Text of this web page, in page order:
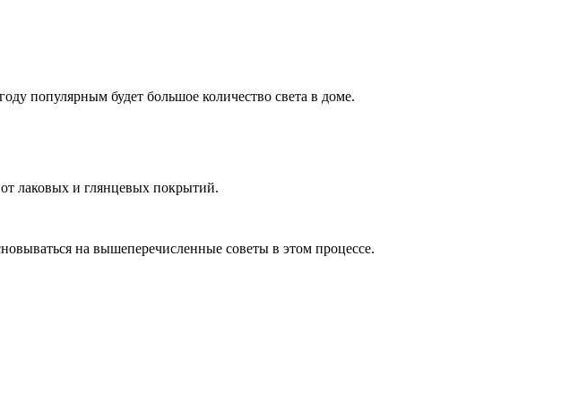
популярным будет большое количество света в доме.
лаковых и глянцевых покрытий.
на вышеперечисленные советы в этом процессе.